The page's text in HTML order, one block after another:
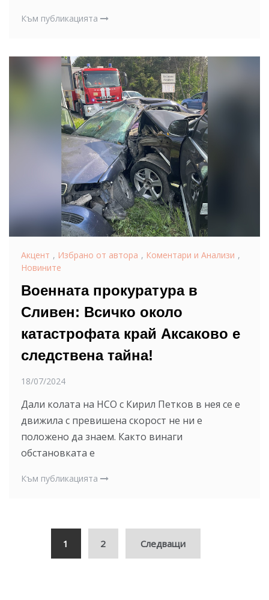
Към публикацията
Акцент , Избрано от автора , Коментари и Анализи ,
Новините
Военната прокуратура в
Сливен: Всичко около
катастрофата край Аксаково е
следствена тайна!
18/07/2024
Дали колата на НСО с Кирил Петков в нея се е
движила с превишена скорост не ни е
положено да знаем. Както винаги
обстановката е
Към публикацията
Навигация
1 2 Следващи